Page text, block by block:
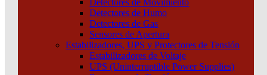
Detectores de Movimiento
Detectores de Humo
Detectores de Gas
Sensores de Apertura
Estabilizadores, UPS y Protectores de Tensión
Estabilizadores de Voltaje
UPS (Uninterruptible Power Supplies)